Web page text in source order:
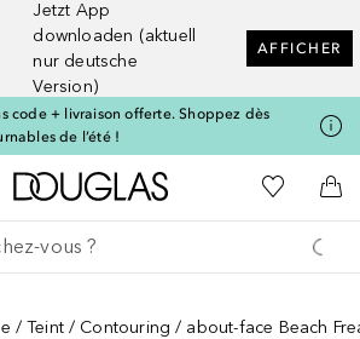
Jetzt App
downloaden (aktuell
nur deutsche
Version)
AFFICHER
code + livraison offerte. Shoppez dès
de l’été !
Vers l'accueil Douglas
Vers Ma
Teint Contouring about-face Beach